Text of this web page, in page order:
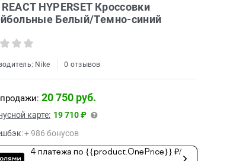
HYPERSET Кроссовки
Белый/Темно-синий
Nike 0 отзывов
20 750 руб.
карте: 19 710 ₽
:+ 986 бонусов
4 платежа по {{product.OnePrice}} ₽/